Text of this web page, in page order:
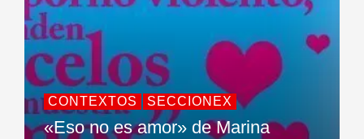
CONTEXTOS SECCIONEX
«Eso no es amor» de Marina